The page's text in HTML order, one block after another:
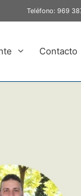
Teléfono: 969
Contacto